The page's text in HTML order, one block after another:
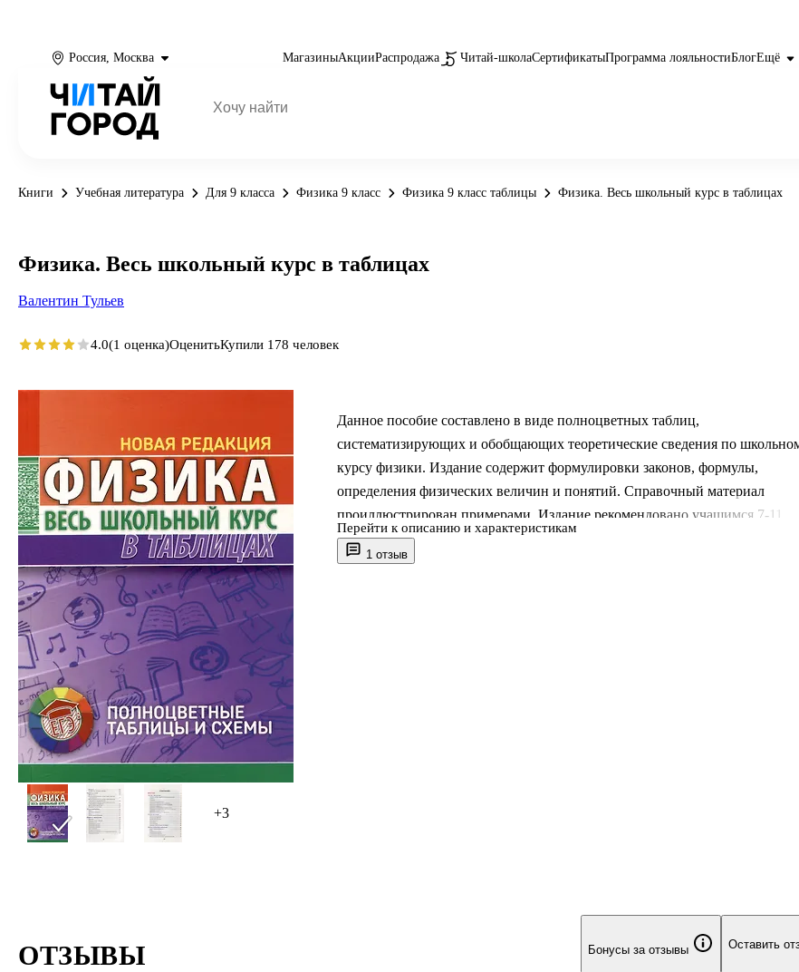
Россия, Москва МагазиныАкцииРаспродажа Читай-школаСертификатыПрограмма лояльностиБлогЕщё
Книги Учебная литература Для 9 класса Физика 9 класс Физика 9 класс таблицы Физика. Весь школьный курс в таблицах
+3
1 отзыв
Данное пособие составлено в виде полноцветных таблиц,
систематизирующих и обобщающих теоретические сведения по
курсу физики. Издание содержит формулировки законов, формулы,
определения физических величин и понятий. Справочный материал
проиллюстрирован примерами. Издание рекомендовано учащимся 7-11
классов, абитуриентам, учителям.
Перейти к описанию и характеристикам
Физика. Весь школьный курс в таблицах
Валентин Тульев
4.0(1 оценка)ОценитьКупили 178 человек
ОТЗЫВЫ Бонусы за отзывы Оставить